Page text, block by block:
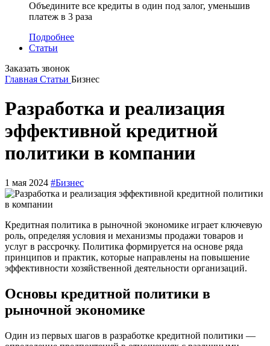
Объедините все кредиты в один под залог, уменьшив
платеж в 3 раза
Подробнее
Статьи
Заказать звонок
Главная Статьи Бизнес
Разработка и реализация
эффективной кредитной
политики в компании
1 мая 2024 #Бизнес
Кредитная политика в рыночной экономике играет ключевую
роль, определяя условия и механизмы продажи товаров и
услуг в рассрочку. Политика формируется на основе ряда
принципов и практик, которые направлены на повышение
эффективности хозяйственной деятельности организаций.
Основы кредитной политики в
рыночной экономике
Один из первых шагов в разработке кредитной политики —